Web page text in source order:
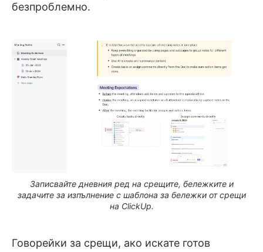
безпроблемно.
Записвайте дневния ред на срещите, бележките и
задачите за изпълнение с шаблона за бележки от срещи
на ClickUp.
Говорейки за срещи, ако искате готов